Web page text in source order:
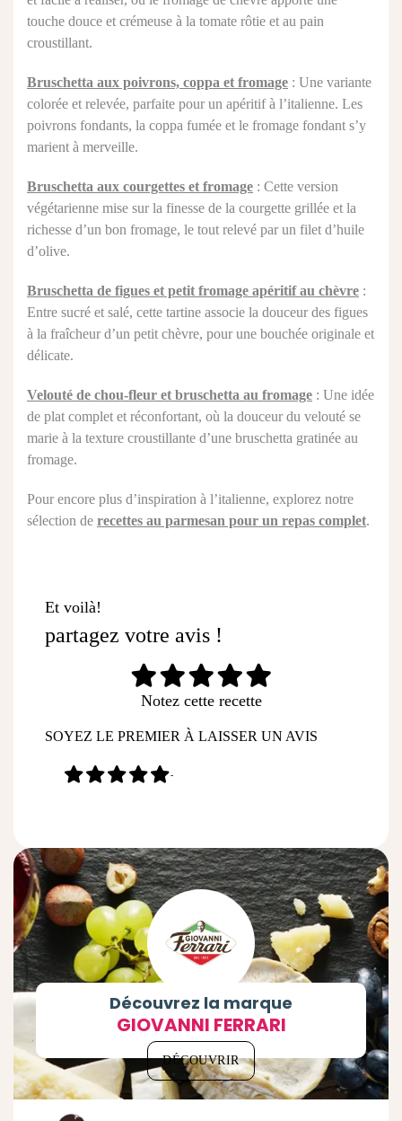
touche douce et crémeuse à la tomate rôtie et au pain
croustillant.
Bruschetta aux poivrons, coppa et fromage : Une variante
colorée et relevée, parfaite pour un apéritif à l’italienne. Les
poivrons fondants, la coppa fumée et le fromage fondant s’y
marient à merveille.
Bruschetta aux courgettes et fromage : Cette version
végétarienne mise sur la finesse de la courgette grillée et la
richesse d’un bon fromage, le tout relevé par un filet d’huile
d’olive.
Bruschetta de figues et petit fromage apéritif au chèvre :
Entre sucré et salé, cette tartine associe la douceur des figues
à la fraîcheur d’un petit chèvre, pour une bouchée originale et
délicate.
Velouté de chou-fleur et bruschetta au fromage : Une idée
de plat complet et réconfortant, où la douceur du velouté se
marie à la texture croustillante d’une bruschetta gratinée au
fromage.
Pour encore plus d’inspiration à l’italienne, explorez notre
sélection de recettes au parmesan pour un repas complet.
Et voilà!
partagez votre avis !
Notez cette recette
SOYEZ LE PREMIER À LAISSER UN AVIS
-
Découvrez la marque
GIOVANNI FERRARI
DÉCOUVRIR